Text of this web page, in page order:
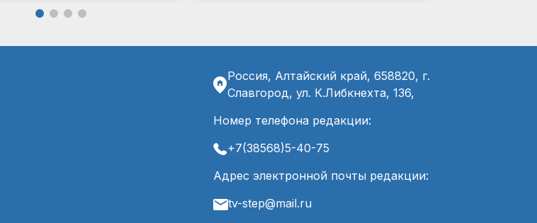
Россия, Алтайский край, 658820, г.
Славгород, ул. К.Либкнехта, 136,
Номер телефона редакции:
+7(38568)5-40-75
Адрес электронной почты редакции:
tv-step@mail.ru